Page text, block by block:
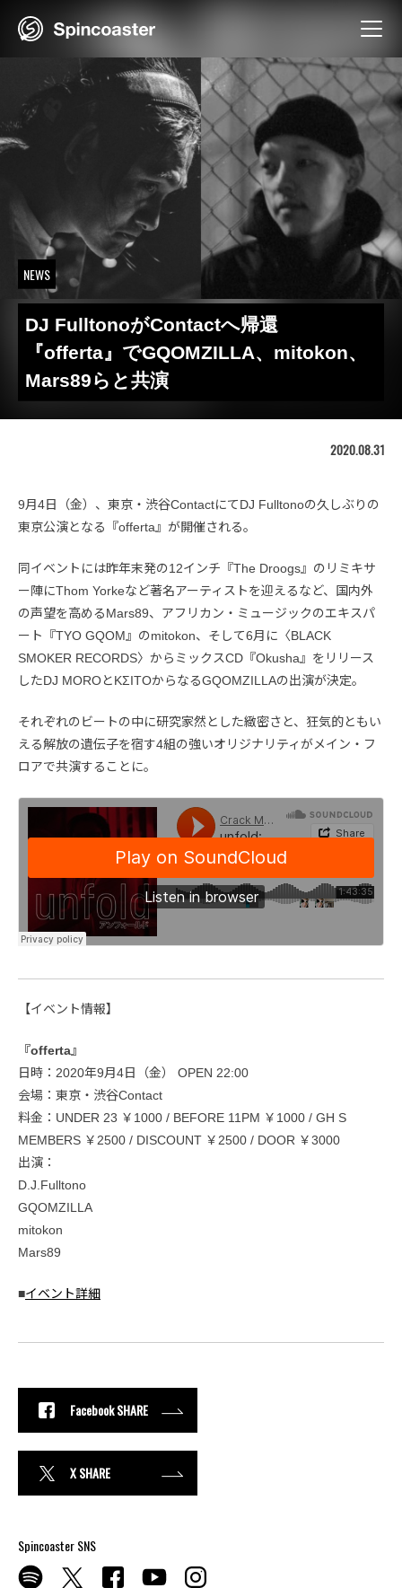
NEWS
DJ FulltonoがContactへ帰還
『offerta』でGQOMZILLA、mitokon、
Mars89らと共演
2020.08.31
9月4日（金）、東京・渋谷ContactにてDJ Fulltonoの久しぶりの
東京公演となる『offerta』が開催される。
同イベントには昨年末発の12インチ『The Droogs』のリミキサ
ー陣にThom Yorkeなど著名アーティストを迎えるなど、国内外
の声望を高めるMars89、アフリカン・ミュージックのエキスパ
ート『TYO GQOM』のmitokon、そして6月に〈BLACK
SMOKER RECORDS〉からミックスCD『Okusha』をリリース
したDJ MOROとKΣITOからなるGQOMZILLAの出演が決定。
それぞれのビートの中に研究家然とした緻密さと、狂気的ともい
える解放の遺伝子を宿す4組の強いオリジナリティがメイン・フ
ロアで共演することに。
【イベント情報】
『offerta』
日時：2020年9月4日（金） OPEN 22:00
会場：東京・渋谷Contact
料金：UNDER 23 ￥1000 / BEFORE 11PM ￥1000 / GH S
MEMBERS ￥2500 / DISCOUNT ￥2500 / DOOR ￥3000
出演：
D.J.Fulltono
GQOMZILLA
mitokon
Mars89
■イベント詳細
Facebook SHARE
X SHARE
Spincoaster SNS